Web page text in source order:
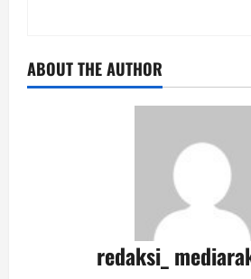
ABOUT THE AUTHOR
redaksi_